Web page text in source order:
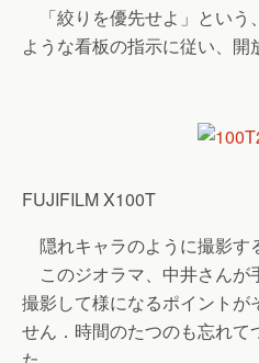
「絞りを優先せよ」という
ような看板の指示に従い、開
FUJIFILM X100T
隠れキャラのように撮影す
このジオラマ、中井さんが
撮影して様になるポイントが
せん．時間のたつのも忘れて